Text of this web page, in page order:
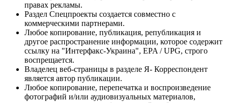
правах рекламы.
Раздел Спецпроекты создается совместно с
коммерческими партнерами.
Любое копирование, публикация, републикация и
другое распространение информации, которое содержит
ссылку на "Интерфакс-Украина", EPA / UPG, строго
воспрещается.
Владелец веб-страницы в разделе Я- Корреспондент
является автор публикации.
Любое копирование, перепечатка и воспроизведение
фотографий и/или аудиовизуальных материалов,